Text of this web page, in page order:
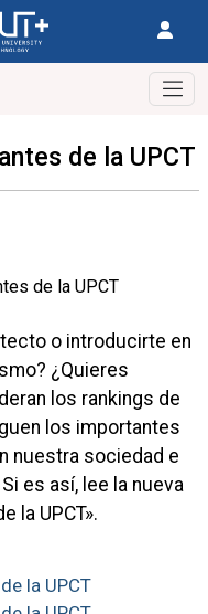
de la UPCT
o introducirte en
¿Quieres
los rankings de
los importantes
nuestra sociedad e
es así, lee la nueva
la UPCT».
la UPCT